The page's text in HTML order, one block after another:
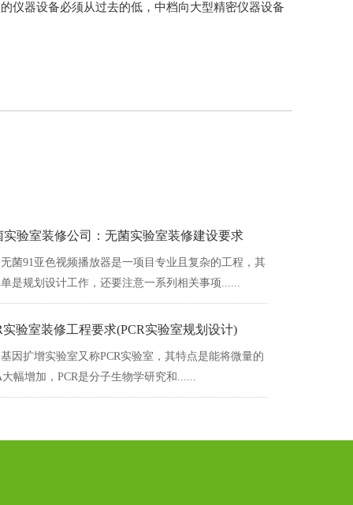
器设备必须从过去的低，中档向大型精密仪器设备
实验室装修公司：无菌实验室装修建设要求
无菌91亚色视频播放器是一项目专业且复杂的工程，其
是规划设计工作，还要注意一系列相关事项......
实验室装修工程要求(PCR实验室规划设计)
基因扩增实验室又称PCR实验室，其特点是能将微量的
幅增加，PCR是分子生物学研究和......